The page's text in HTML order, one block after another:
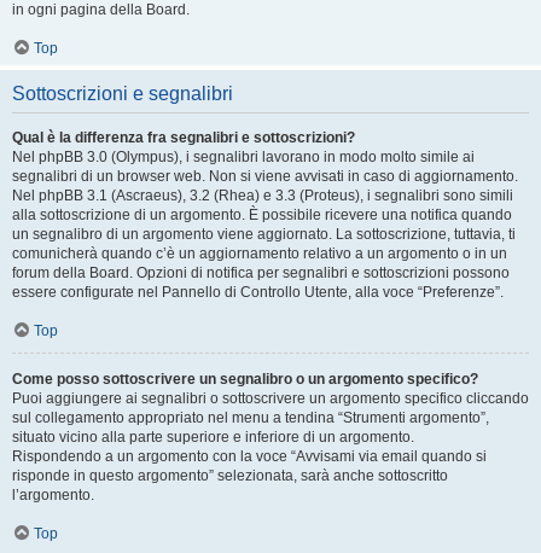
in ogni pagina della Board.
Top
Sottoscrizioni e segnalibri
Qual è la differenza fra segnalibri e sottoscrizioni?
Nel phpBB 3.0 (Olympus), i segnalibri lavorano in modo molto simile ai
segnalibri di un browser web. Non si viene avvisati in caso di aggiornamento.
Nel phpBB 3.1 (Ascraeus), 3.2 (Rhea) e 3.3 (Proteus), i segnalibri sono simili
alla sottoscrizione di un argomento. È possibile ricevere una notifica quando
un segnalibro di un argomento viene aggiornato. La sottoscrizione, tuttavia, ti
comunicherà quando c’è un aggiornamento relativo a un argomento o in un
forum della Board. Opzioni di notifica per segnalibri e sottoscrizioni possono
essere configurate nel Pannello di Controllo Utente, alla voce “Preferenze”.
Top
Come posso sottoscrivere un segnalibro o un argomento specifico?
Puoi aggiungere ai segnalibri o sottoscrivere un argomento specifico cliccando
sul collegamento appropriato nel menu a tendina “Strumenti argomento”,
situato vicino alla parte superiore e inferiore di un argomento.
Rispondendo a un argomento con la voce “Avvisami via email quando si
risponde in questo argomento” selezionata, sarà anche sottoscritto
l’argomento.
Top